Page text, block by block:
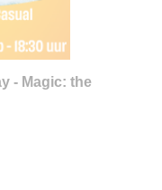
- Magic: the